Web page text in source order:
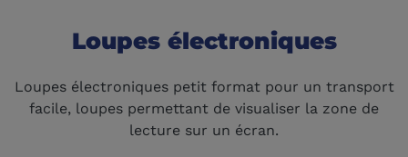
Loupes électroniques
Loupes électroniques petit format pour un transport
facile, loupes permettant de visualiser la zone de
lecture sur un écran.